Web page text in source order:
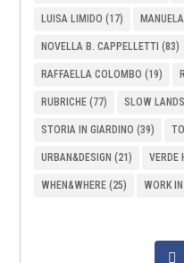
LUISA LIMIDO (17)
NOVELLA B. CAPPELLETTI (83)
RAFFAELLA COLOMBO (19)
RUBRICHE (77) SLOW
STORIA IN GIARDINO (39)
URBAN&DESIGN (21) VERDE
WHEN&WHERE (25) WORK